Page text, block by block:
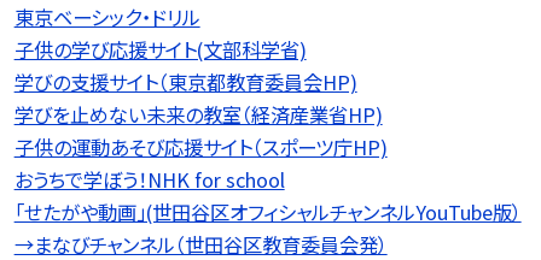
東京ベーシック・ドリル
子供の学び応援サイト(文部科学省)
学びの支援サイト（東京都教育委員会HP)
学びを止めない未来の教室（経済産業省HP)
子供の運動あそび応援サイト（スポーツ庁HP)
おうちで学ぼう！NHK for school
「せたがや動画」(世田谷区オフィシャルチャンネルYouTube版）
→まなびチャンネル（世田谷区教育委員会発）